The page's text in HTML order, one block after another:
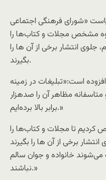
«شورای فرهنگی اجتماعی
مشخص مجلات و کتاب‌ها را
جلوی انتشار برخی از آن ها را
بگیرند.
است:«تبلیغات در زمینه
مظاهر آن را صدهزار
برابر بالا برده‌ایم.»
تا مجلات و کتاب‌ها را
برخی از آن ها را بگیرند
خانواده و جوان سالم
نباشند.»